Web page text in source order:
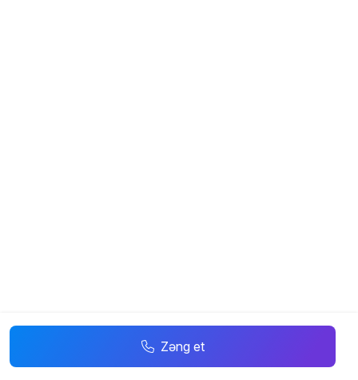
Zəng et